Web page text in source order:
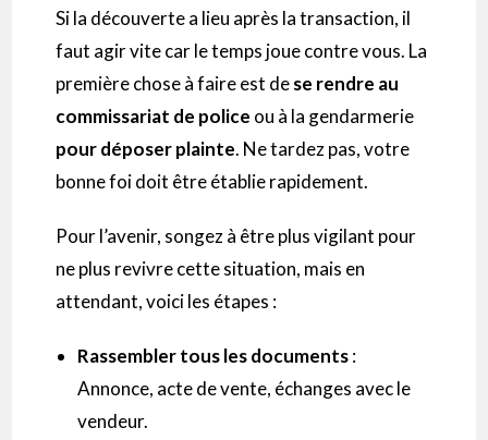
Si la découverte a lieu après la transaction, il
faut agir vite car le temps joue contre vous. La
première chose à faire est dese rendre au
commissariat de police ou à la gendarmerie
pourdéposer plainte. Ne tardez pas, votre
bonne foi doit être établie rapidement.
Pour l’avenir, songez à être plus vigilant pour
ne plus revivre cette situation, mais en
attendant, voici les étapes :
Rassembler tous les documents:
Annonce, acte de vente, échanges avec le
vendeur.